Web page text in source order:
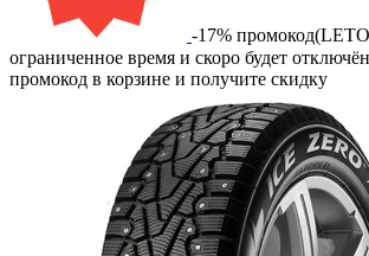
-17%
ограниченное время и скоро будет
промокод в корзине и получите скидку